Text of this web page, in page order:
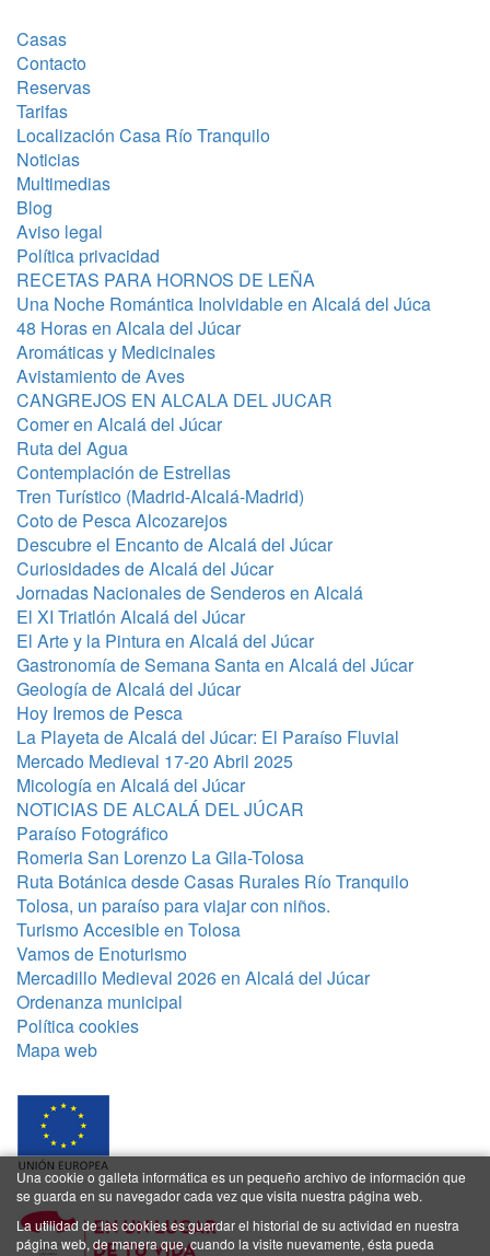
Casas
Contacto
Reservas
Tarifas
Localización Casa Río Tranquilo
Noticias
Multimedias
Blog
Aviso legal
Política privacidad
RECETAS PARA HORNOS DE LEÑA
Una Noche Romántica Inolvidable en Alcalá del Júca
48 Horas en Alcala del Júcar
Aromáticas y Medicinales
Avistamiento de Aves
CANGREJOS EN ALCALA DEL JUCAR
Comer en Alcalá del Júcar
Ruta del Agua
Contemplación de Estrellas
Tren Turístico (Madrid-Alcalá-Madrid)
Coto de Pesca Alcozarejos
Descubre el Encanto de Alcalá del Júcar
Curiosidades de Alcalá del Júcar
Jornadas Nacionales de Senderos en Alcalá
El XI Triatlón Alcalá del Júcar
El Arte y la Pintura en Alcalá del Júcar
Gastronomía de Semana Santa en Alcalá del Júcar
Geología de Alcalá del Júcar
Hoy Iremos de Pesca
La Playeta de Alcalá del Júcar: El Paraíso Fluvial
Mercado Medieval 17-20 Abril 2025
Micología en Alcalá del Júcar
NOTICIAS DE ALCALÁ DEL JÚCAR
Paraíso Fotográfico
Romeria San Lorenzo La Gila-Tolosa
Ruta Botánica desde Casas Rurales Río Tranquilo
Tolosa, un paraíso para viajar con niños.
Turismo Accesible en Tolosa
Vamos de Enoturismo
Mercadillo Medieval 2026 en Alcalá del Júcar
Ordenanza municipal
Política cookies
Mapa web
Una cookie o galleta informática es un pequeño archivo de información que
se guarda en su navegador cada vez que visita nuestra página web.
La utilidad de las cookies es guardar el historial de su actividad en nuestra
página web, de manera que, cuando la visite nuevamente, ésta pueda